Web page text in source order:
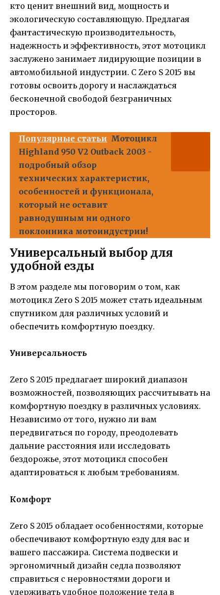
кто ценит внешний вид, мощность и
экологическую составляющую. Предлагая
фантастическую производительность,
надежность и эффективность, этот мотоцикл
заслужено занимает лидирующие позиции в
автомобильной индустрии. С Zero S 2015 вы
готовы освоить дорогу и наслаждаться
бесконечной свободой безграничных
просторов.
Популярные статьи Мотоцикл
Highland 950 V2 Outback 2003 -
подробный обзор
технических характеристик,
особенностей и функционала,
который не оставит
равнодушным ни одного
поклонника мотоиндустрии!
Универсальный выбор для
удобной езды
В этом разделе мы поговорим о том, как
мотоцикл Zero S 2015 может стать идеальным
спутником для различных условий и
обеспечить комфортную поездку.
Универсальность
Zero S 2015 предлагает широкий диапазон
возможностей, позволяющих рассчитывать на
комфортную поездку в различных условиях.
Независимо от того, нужно ли вам
передвигаться по городу, преодолевать
дальние расстояния или исследовать
бездорожье, этот мотоцикл способен
адаптироваться к любым требованиям.
Комфорт
Zero S 2015 обладает особенностями, которые
обеспечивают комфортную езду для вас и
вашего пассажира. Система подвески и
эргономичный дизайн седла позволяют
справиться с неровностями дороги и
удерживать удобное положение тела в